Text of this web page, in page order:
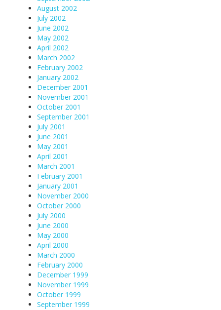
August 2002
July 2002
June 2002
May 2002
April 2002
March 2002
February 2002
January 2002
December 2001
November 2001
October 2001
September 2001
July 2001
June 2001
May 2001
April 2001
March 2001
February 2001
January 2001
November 2000
October 2000
July 2000
June 2000
May 2000
April 2000
March 2000
February 2000
December 1999
November 1999
October 1999
September 1999